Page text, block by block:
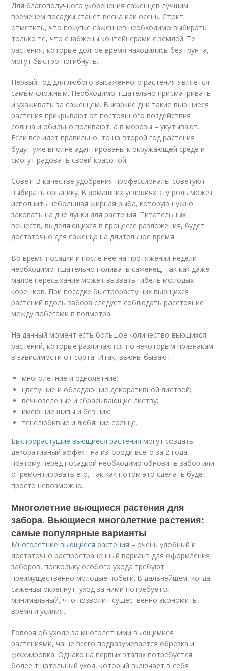
Для благополучного укоренения саженцев лучшим
временем посадки станет весна или осень. Стоит
отметить, что покупке саженцев необходимо выбирать
только те, что снабжены контейнерами с землей. Те
растения, которые долгое время находились без грунта,
могут быстро погибнуть.
Первый год для любого высаженного растения является
самым сложным. Необходимо тщательно присматривать
и ухаживать за саженцем. В жаркие дни такие вьющиеся
растения прикрывают от постоянного воздействия
солнца и обильно поливают, а в морозы – укутывают.
Если все идет правильно, то на второй год растения
будут уже вполне адаптированы к окружающей среде и
смогут радовать своей красотой.
Совет! В качестве удобрения профессионалы советуют
выбирать органику. В домашних условиях эту роль может
исполнить небольшая жирная рыба, которую нужно
закопать на дне лунки для растения. Питательных
веществ, выделяющихся в процессе разложения, будет
достаточно для саженца на длительное время.
Во время посадки и после нее на протяжении недели
необходимо тщательно поливать саженец, так как даже
малое пересыхание может вызвать гибель молодых
корешков. При посадке быстрорастущих вьющихся
растений вдоль забора следует соблюдать расстояние
между побегами в полметра.
На данный момент есть большое количество вьющихся
растений, которые различаются по некоторым признакам
в зависимости от сорта. Итак, вьюны бывают:
многолетние и однолетние;
цветущие и обладающие декоративной листвой;
вечнозеленые и сбрасывающие листву;
имеющие шипы и без них;
тенелюбивые и любящие солнце.
Быстрорастущие вьющиеся растения могут создать
декоративный эффект на изгороди всего за 2 года,
поэтому перед посадкой необходимо обновить забор или
отремонтировать его, так как потом это сделать будет
просто невозможно.
Многолетние вьющиеся растения для
забора. Вьющиеся многолетние растения:
самые популярные варианты
Многолетние вьющиеся растения – очень удобный и
достаточно распространенный вариант для оформления
заборов, поскольку особого ухода требуют
преимущественно молодые побеги. В дальнейшем, когда
саженцы окрепнут, уход за ними потребуется
минимальный, что позволит существенно экономить
время и усилия.
Говоря об уходе за многолетними вьющимися
растениями, чаще всего подразумевается обрезка и
формировка. Однако на первых этапах потребуется
более тщательный уход, который включает в себя